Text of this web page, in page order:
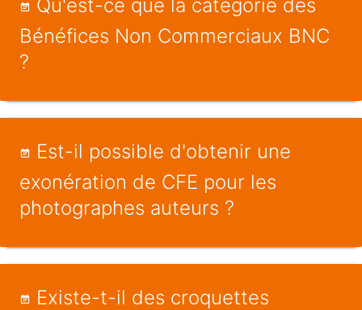
Qu'est-ce que la catégorie des
Bénéfices Non Commerciaux BNC
?
Est-il possible d'obtenir une
exonération de CFE pour les
photographes auteurs ?
Existe-t-il des croquettes